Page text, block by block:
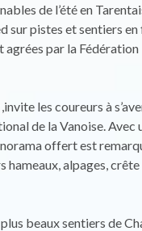
de l’été en
sur pistes et sentiers
agrées par la Fédération
les coureurs à
de la Vanoise. Avec
offert est
alpages,
beaux sentiers de